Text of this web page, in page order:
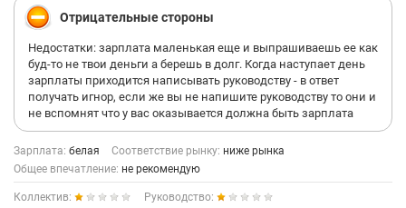
Рожай новых МКАшников. Всем по барабану на план
абсолютно и ничего никто с этим делать ничего не хочет и не
будет. Ведь это же МОПы виноваты, 100%. Зато откроем 30
филиалов, купим пару брендов и будем делать думы, почему
нет лидов и рекламы нормальной. А, ну и ещё на
большинстве филиалов нет даже микроволновки и места для
обеда). Терпите, карлики. Ну, и пару слов про ДМС и ЗП. ДМС
нет и не будет, хотя компания как бы федеральная. ЗП 70
году она низкая по рынку. По итогу, пока во главе стоит та
самая банда, то никаких улучшений для вас в компании да и
для компании не будет
Отрицательные стороны
Недостатки: зарплата маленькая еще и выпрашиваешь ее как
буд-то не твои деньги а берешь в долг. Когда наступает день
зарплаты приходится написывать руководству - в ответ
получать игнор, если же вы не напишите руководству то они и
не вспомнят что у вас оказывается должна быть зарплата
Зарплата: белая Соответствие рынку: ниже рынка
Общее впечатление: не рекомендую
Коллектив:
Руководство: